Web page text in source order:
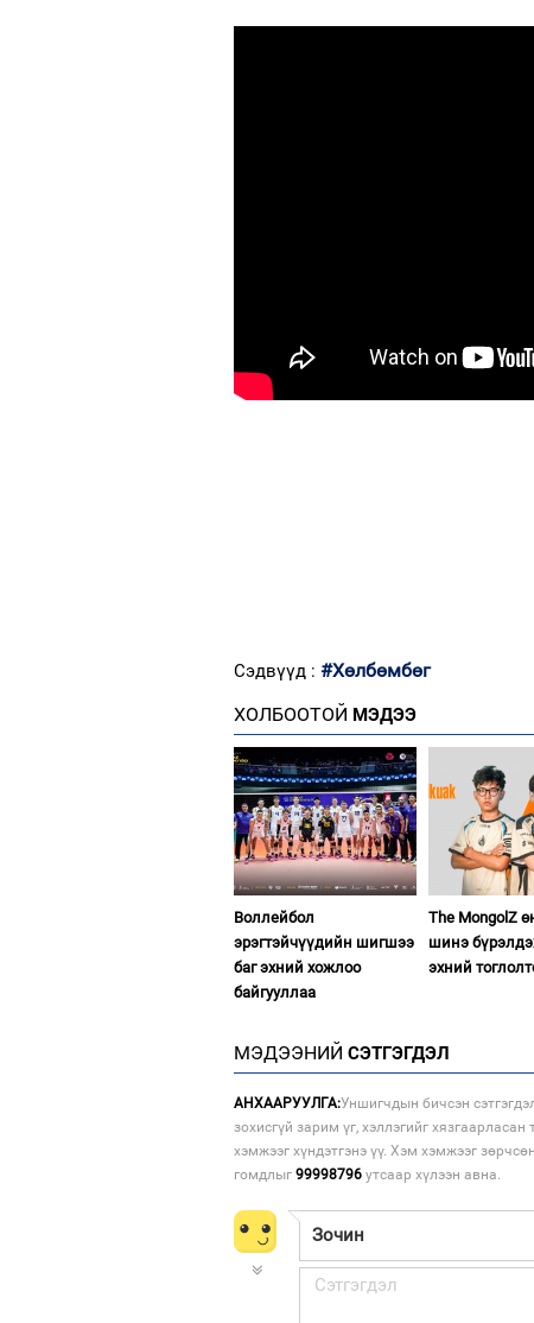
Сэдвүүд : #Хөлбөмбөг
ХОЛБООТОЙ МЭДЭЭ
Воллейбол
эрэгтэйчүүдийн шигшээ
баг эхний хожлоо
байгууллаа
The MongolZ
шинэ
эхний
МЭДЭЭНИЙ СЭТГЭГДЭЛ
АНХААРУУЛГА:Уншигчдын бичсэн
зохисгүй зарим үг, хэллэгийг
хэмжээг хүндэтгэнэ үү. Хэм хэмжээг
гомдлыг 99998796 утсаар хүлээн авна.